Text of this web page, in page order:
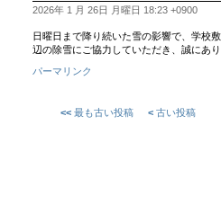
2026年 1 月 26日 月曜日 18:23 +0900
日曜日まで降り続いた雪の影響で、学校
辺の除雪にご協力していただき、誠にあ
パーマリンク
<< 最も古い投稿 < 古い投稿